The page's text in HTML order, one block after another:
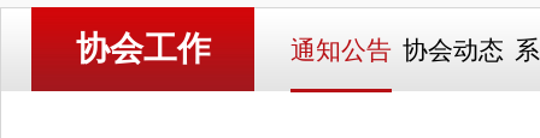
协会工作 通知公告 协会动态